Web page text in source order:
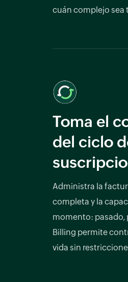
cuán complejo sea
Toma el
del ciclo
Administra la
completa y la
momento: pasado,
Billing permite
vida sin